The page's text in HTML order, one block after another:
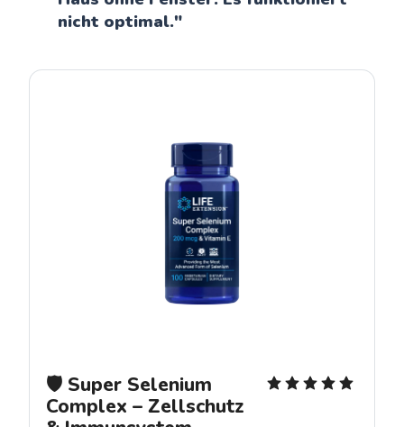
nicht optimal."
🛡️ Super Selenium
Complex – Zellschutz